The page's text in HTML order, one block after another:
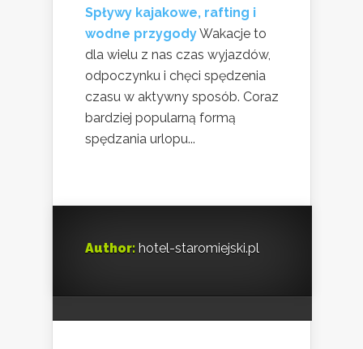
Spływy kajakowe, rafting i
wodne przygodyWakacje to
dla wielu z nas czas wyjazdów,
odpoczynku i chęci spędzenia
czasu w aktywny sposób. Coraz
bardziej popularną formą
spędzania urlopu...
Author: hotel-staromiejski.pl